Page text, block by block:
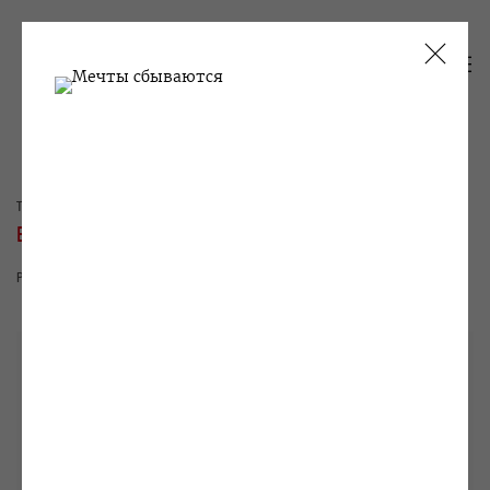
ТЕКУЩИЕ
ВИКТОР АЛИМПИЕВ
PIAZZA